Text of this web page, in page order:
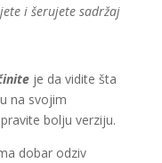
i šerujete sadržaj
je da vidite šta
na svojim
bolju verziju.
dobar odziv